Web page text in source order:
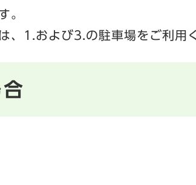
。
、1.および3.の駐車場をご利用